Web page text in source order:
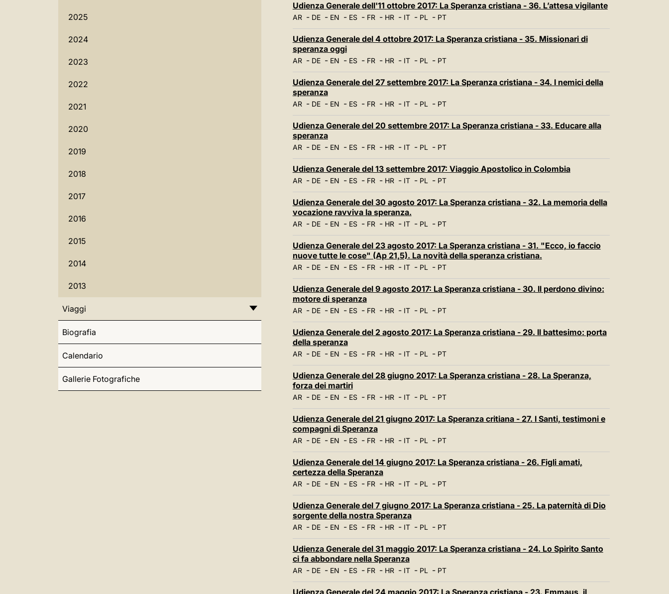
2025
2024
2023
2022
2021
2020
2019
2018
2017
2016
2015
2014
2013
Viaggi
Biografia
Calendario
Gallerie Fotografiche
Udienza Generale dell'11 ottobre 2017: La Speranza cristiana - 36. L’attesa vigilante
AR- DE- EN - ES- FR- HR- IT- PL- PT
Udienza Generale del 4 ottobre 2017: La Speranza cristiana - 35. Missionari di
speranza oggi
AR- DE- EN - ES- FR- HR- IT- PL- PT
Udienza Generale del 27 settembre 2017: La Speranza cristiana - 34. I nemici della
speranza
AR- DE- EN - ES- FR- HR- IT- PL- PT
Udienza Generale del 20 settembre 2017: La Speranza cristiana - 33. Educare alla
speranza
AR- DE- EN - ES- FR- HR- IT- PL- PT
Udienza Generale del 13 settembre 2017: Viaggio Apostolico in Colombia
AR- DE- EN - ES- FR- HR- IT- PL- PT
Udienza Generale del 30 agosto 2017: La Speranza cristiana - 32. La memoria della
vocazione ravviva la speranza.
AR- DE- EN - ES- FR- HR- IT- PL- PT
Udienza Generale del 23 agosto 2017: La Speranza cristiana - 31. "Ecco, io faccio
nuove tutte le cose" (Ap 21,5). La novità della speranza cristiana.
AR- DE- EN - ES- FR- HR- IT- PL- PT
Udienza Generale del 9 agosto 2017: La Speranza cristiana - 30. Il perdono divino:
motore di speranza
AR- DE- EN - ES- FR- HR- IT- PL- PT
Udienza Generale del 2 agosto 2017: La Speranza cristiana - 29. Il battesimo: porta
della speranza
AR- DE- EN - ES- FR- HR- IT- PL- PT
Udienza Generale del 28 giugno 2017: La Speranza cristiana - 28. La Speranza,
forza dei martiri
AR- DE- EN - ES- FR- HR- IT- PL- PT
Udienza Generale del 21 giugno 2017: La Speranza critiana - 27. I Santi, testimoni e
compagni di Speranza
AR- DE- EN - ES- FR- HR- IT- PL- PT
Udienza Generale del 14 giugno 2017: La Speranza cristiana - 26. Figli amati,
certezza della Speranza
AR- DE- EN - ES- FR- HR- IT- PL- PT
Udienza Generale del 7 giugno 2017: La Speranza cristiana - 25. La paternità di Dio
sorgente della nostra Speranza
AR- DE- EN - ES- FR- HR- IT- PL- PT
Udienza Generale del 31 maggio 2017: La Speranza cristiana - 24. Lo Spirito Santo
ci fa abbondare nella Speranza
AR- DE- EN - ES- FR- HR- IT- PL- PT
Udienza Generale del 24 maggio 2017: La Speranza cristiana - 23. Emmaus, il